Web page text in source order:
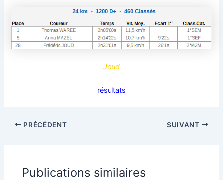
Joud
résultats
PRÉCÉDENT SUIVANT
Publications similaires